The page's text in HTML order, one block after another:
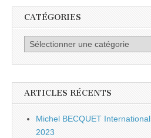
CATÉGORIES
Catégories
ARTICLES RÉCENTS
Michel BECQUET
2023